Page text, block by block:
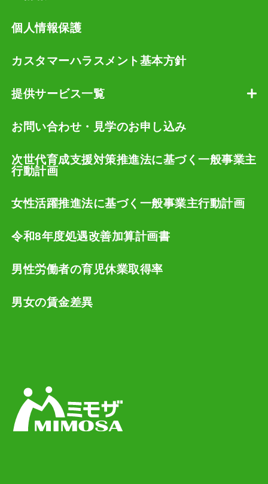
個人情報保護
カスタマーハラスメント基本方針
提供サービス一覧
お問い合わせ・見学のお申し込み
次世代育成支援対策推進法に基づく一般事業主
行動計画
女性活躍推進法に基づく一般事業主行動計画
令和8年度処遇改善加算計画書
男性労働者の育児休業取得率
男女の賃金差異